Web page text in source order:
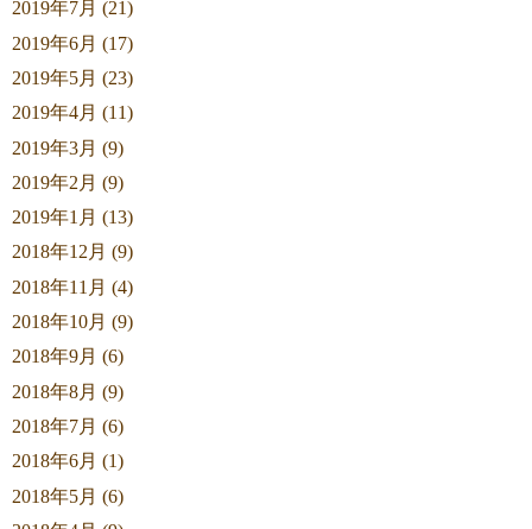
2019年7月 (21)
2019年6月 (17)
2019年5月 (23)
2019年4月 (11)
2019年3月 (9)
2019年2月 (9)
2019年1月 (13)
2018年12月 (9)
2018年11月 (4)
2018年10月 (9)
2018年9月 (6)
2018年8月 (9)
2018年7月 (6)
2018年6月 (1)
2018年5月 (6)